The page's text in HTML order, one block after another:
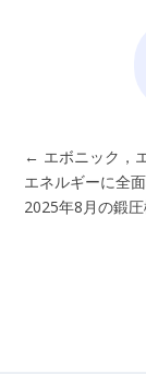
← エボニック，
エネルギーに全
2025年8月の鍛